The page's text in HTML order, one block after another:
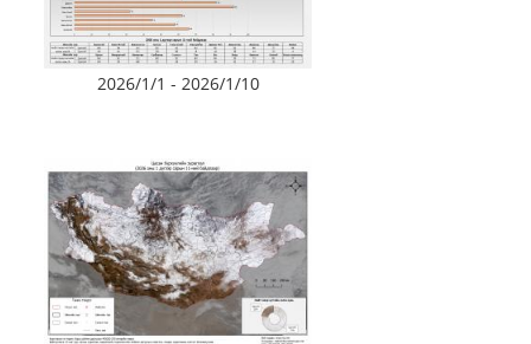
2026/1/1 - 2026/1/10